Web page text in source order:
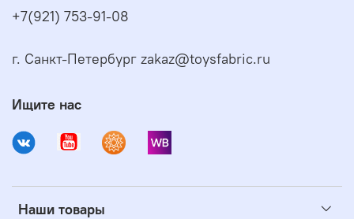
Наши товары
+7(921) 753-91-08
г. Санкт-Петербург zakaz@toysfabric.ru
Ищите нас